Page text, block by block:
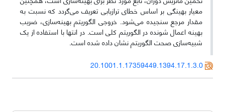
معیار بهینگی بر اساس خطای ترازیابی تعریف می‌گردد که نسبت به
مقدار مرجع سنجیده می‌شود. خروجی الگوریتم بهینه‌سازی، ضریب
بهینه اعمال شونده در الگوریتم کلی است. در انتها با استفاده از یک
شبیه‌سازی صحت الگوریتم نشان داده شده است.
20.1001.1.17359449.1394.17.1.3.0